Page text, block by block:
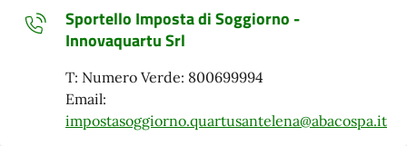
Sportello Imposta di Soggiorno -
Innovaquartu Srl
T: Numero Verde: 800699994
Email:
impostasoggiorno.quartusantelena@abacospa.it